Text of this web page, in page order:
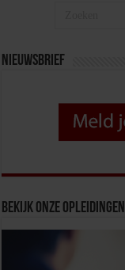
Nieuwsbrief
Bekijk onze opleidingen